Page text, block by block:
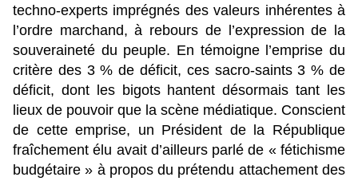
techno-experts imprégnés des valeurs inhérentes à
l’ordre marchand, à rebours de l’expression de la
souveraineté du peuple. En témoigne l’emprise du
critère des 3 % de déficit, ces sacro-saints 3 % de
déficit, dont les bigots hantent désormais tant les
lieux de pouvoir que la scène médiatique. Conscient
de cette emprise, un Président de la République
fraîchement élu avait d’ailleurs parlé de « fétichisme
budgétaire » à propos du prétendu attachement des